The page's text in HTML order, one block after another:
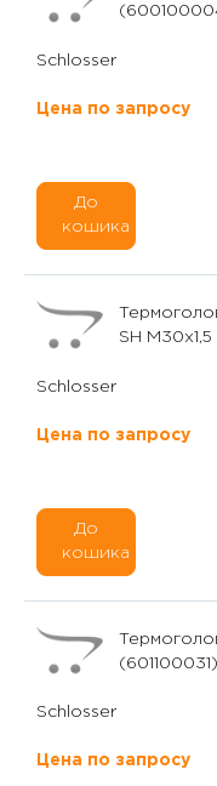
Schlosser
Цена по запросу
До
кошика
SH
Schlosser
Цена по запросу
До
кошика
(601100031)
Schlosser
Цена по запросу